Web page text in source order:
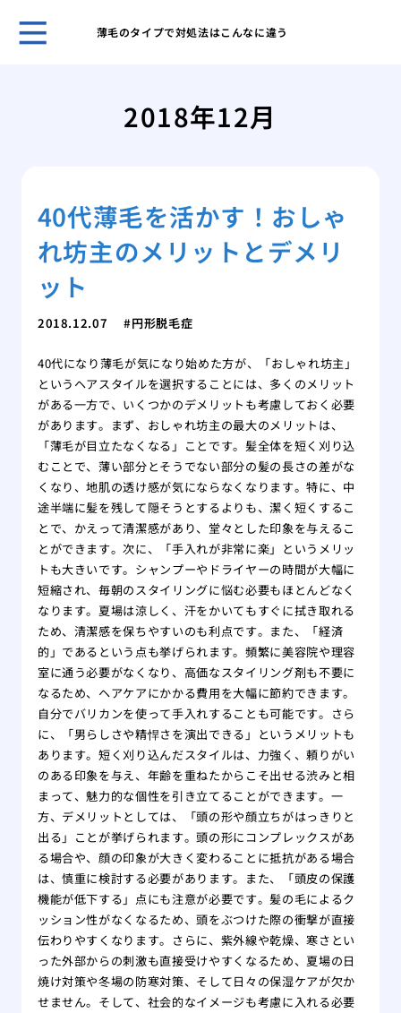
薄毛のタイプで対処法はこんなに違う
2018年12月
40代薄毛を活かす！おしゃ
れ坊主のメリットとデメリ
ット
2018.12.07 円形脱毛症
40代になり薄毛が気になり始めた方が、「おしゃれ坊主」
というヘアスタイルを選択することには、多くのメリット
がある一方で、いくつかのデメリットも考慮しておく必要
があります。まず、おしゃれ坊主の最大のメリットは、
「薄毛が目立たなくなる」ことです。髪全体を短く刈り込
むことで、薄い部分とそうでない部分の髪の長さの差がな
くなり、地肌の透け感が気にならなくなります。特に、中
途半端に髪を残して隠そうとするよりも、潔く短くするこ
とで、かえって清潔感があり、堂々とした印象を与えるこ
とができます。次に、「手入れが非常に楽」というメリッ
トも大きいです。シャンプーやドライヤーの時間が大幅に
短縮され、毎朝のスタイリングに悩む必要もほとんどなく
なります。夏場は涼しく、汗をかいてもすぐに拭き取れる
ため、清潔感を保ちやすいのも利点です。また、「経済
的」であるという点も挙げられます。頻繁に美容院や理容
室に通う必要がなくなり、高価なスタイリング剤も不要に
なるため、ヘアケアにかかる費用を大幅に節約できます。
自分でバリカンを使って手入れすることも可能です。さら
に、「男らしさや精悍さを演出できる」というメリットも
あります。短く刈り込んだスタイルは、力強く、頼りがい
のある印象を与え、年齢を重ねたからこそ出せる渋みと相
まって、魅力的な個性を引き立てることができます。一
方、デメリットとしては、「頭の形や顔立ちがはっきりと
出る」ことが挙げられます。頭の形にコンプレックスがあ
る場合や、顔の印象が大きく変わることに抵抗がある場合
は、慎重に検討する必要があります。また、「頭皮の保護
機能が低下する」点にも注意が必要です。髪の毛によるク
ッション性がなくなるため、頭をぶつけた際の衝撃が直接
伝わりやすくなります。さらに、紫外線や乾燥、寒さとい
った外部からの刺激も直接受けやすくなるため、夏場の日
焼け対策や冬場の防寒対策、そして日々の保湿ケアが欠か
せません。そして、社会的なイメージも考慮に入れる必要